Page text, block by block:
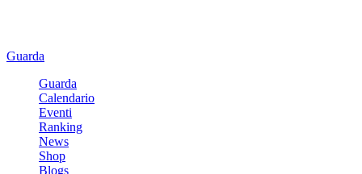
Guarda
Guarda
Calendario
Eventi
Ranking
News
Shop
Blogs